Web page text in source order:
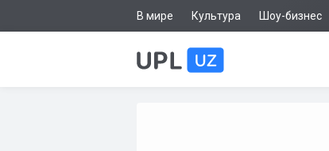
В мире Культура Шоу-бизнес